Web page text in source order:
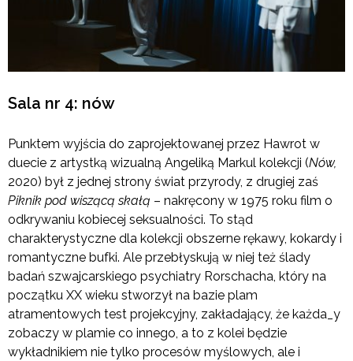
Sala nr 4: nów
Punktem wyjścia do zaprojektowanej przez Hawrot w
duecie z artystką wizualną Angeliką Markul kolekcji (Nów,
2020) był z jednej strony świat przyrody, z drugiej zaś
Piknik pod wiszącą skałą – nakręcony w 1975 roku film o
odkrywaniu kobiecej seksualności. To stąd
charakterystyczne dla kolekcji obszerne rękawy, kokardy i
romantyczne bufki. Ale przebłyskują w niej też ślady
badań szwajcarskiego psychiatry Rorschacha, który na
początku XX wieku stworzył na bazie plam
atramentowych test projekcyjny, zakładający, że każda_y
zobaczy w plamie co innego, a to z kolei będzie
wykładnikiem nie tylko procesów myślowych, ale i